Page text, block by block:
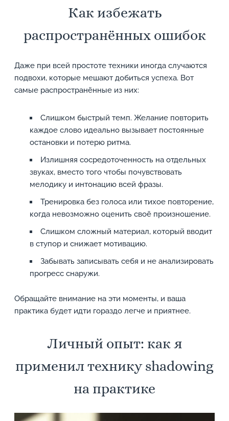
Как избежать
распространённых ошибок
Даже при всей простоте техники иногда случаются
подвохи, которые мешают добиться успеха. Вот
самые распространённые из них:
Слишком быстрый темп. Желание повторить
каждое слово идеально вызывает постоянные
остановки и потерю ритма.
Излишняя сосредоточенность на отдельных
звуках, вместо того чтобы почувствовать
мелодику и интонацию всей фразы.
Тренировка без голоса или тихое повторение,
когда невозможно оценить своё произношение.
Слишком сложный материал, который вводит
в ступор и снижает мотивацию.
Забывать записывать себя и не анализировать
прогресс снаружи.
Обращайте внимание на эти моменты, и ваша
практика будет идти гораздо легче и приятнее.
Личный опыт: как я
применил технику shadowing
на практике